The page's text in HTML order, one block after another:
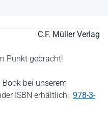
C.F. Müller Verlag
Punkt gebracht!
bei unserem
ISBN erhältlich: 978-3-